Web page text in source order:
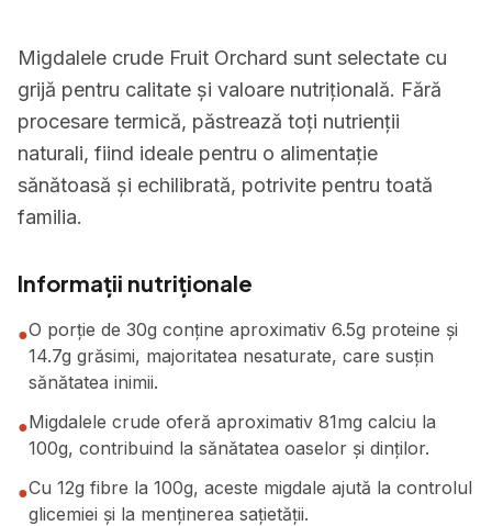
Migdalele crude Fruit Orchard sunt selectate cu
grijă pentru calitate și valoare nutrițională. Fără
procesare termică, păstrează toți nutrienții
naturali, fiind ideale pentru o alimentație
sănătoasă și echilibrată, potrivite pentru toată
familia.
Informații nutriționale
●O porție de 30g conține aproximativ 6.5g proteine și
14.7g grăsimi, majoritatea nesaturate, care susțin
sănătatea inimii.
●Migdalele crude oferă aproximativ 81mg calciu la
100g, contribuind la sănătatea oaselor și dinților.
●Cu 12g fibre la 100g, aceste migdale ajută la controlul
glicemiei și la menținerea sațietății.